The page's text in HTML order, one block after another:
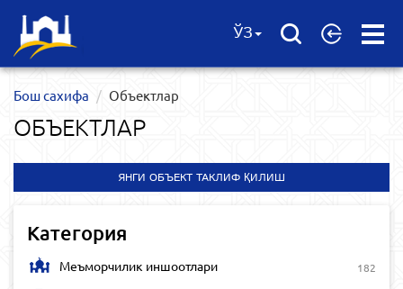
Open
ЎЗ
Бош сахифа Объектлар
ОБЪЕКТЛАР
ЯНГИ ОБЪЕКТ ТАКЛИФ ҚИЛИШ
Категория
Меъморчилик иншоотлари 182